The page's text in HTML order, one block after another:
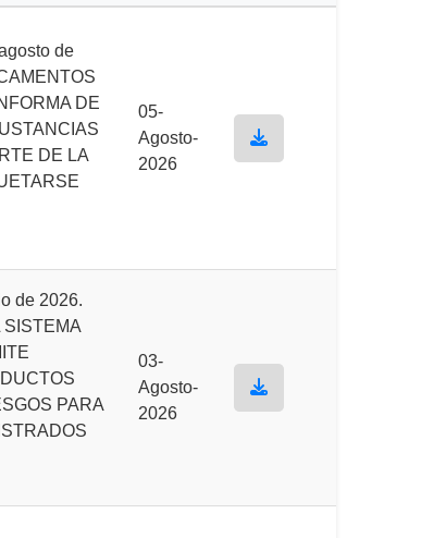
de
DE
DE LA
05-
Agosto-
2026
de 2026.
SISTEMA
PARA
03-
Agosto-
2026